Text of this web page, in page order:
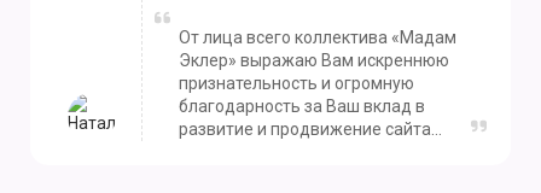
От лица всего коллектива «Мадам
Эклер» выражаю Вам искреннюю
признательность и огромную
благодарность за Ваш вклад в
развитие и продвижение сайта